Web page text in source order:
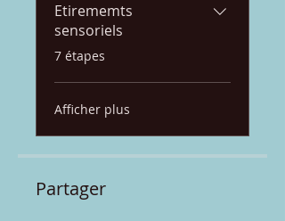
Etirememts
sensoriels
.7 étapes
Afficher plus
Partager